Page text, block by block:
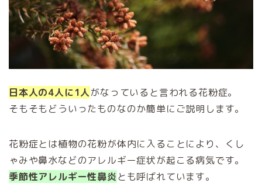
日本人の4人に1人がなっていると言われる花粉症。
そもそもどういったものなのか簡単にご説明します。
花粉症とは植物の花粉が体内に入ることにより、くし
ゃみや鼻水などのアレルギー症状が起こる病気です。
季節性アレルギー性鼻炎とも呼ばれています。